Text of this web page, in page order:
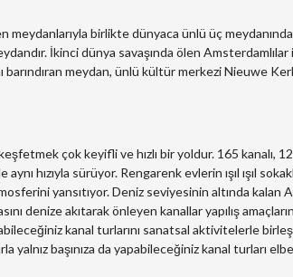
meydanlarıyla birlikte dünyaca ünlü üç
İkinci dünya savaşında ölen
barındıran meydan, ünlü kültür merkezi Nieuwe
çok keyifli ve hızlı bir yoldur. 165 kanalı,
hızıyla sürüyor. Rengarenk evlerin ışıl ışıl
yansıtıyor. Deniz seviyesinin altında kalan
denize akıtarak önleyen kanallar yapılış
kanal turlarını sanatsal aktivitelerle
yalnız başınıza da yapabileceğiniz kanal turları